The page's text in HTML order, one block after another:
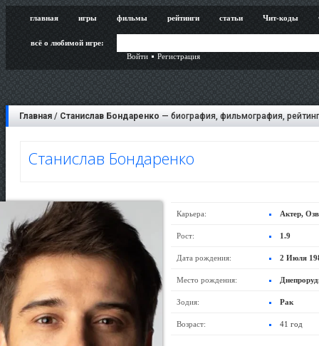
главная игры фильмы рейтинги статьи Чит-коды
всё о любимой игре:
Войти
Регистрация
Главная / Станислав Бондаренко — биография, фильмография,
Станислав Бондаренко
Карьера: Актер,
Рост: 1.9
Дата рождения: 2 Июля
Место рождения:
Зодия: Рак
Возраст: 41 год